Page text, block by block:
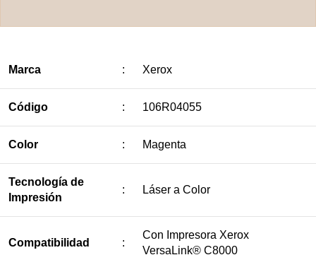
Marca : Xerox
Código : 106R04055
Color : Magenta
Tecnología de
Impresión
: Láser a Color
Compatibilidad :
Con Impresora Xerox
VersaLink® C8000